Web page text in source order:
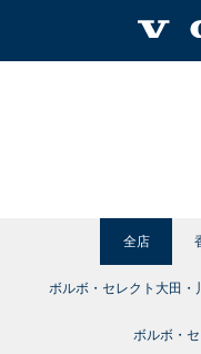
全店
ボルボ・セレクト大田・
ボルボ・